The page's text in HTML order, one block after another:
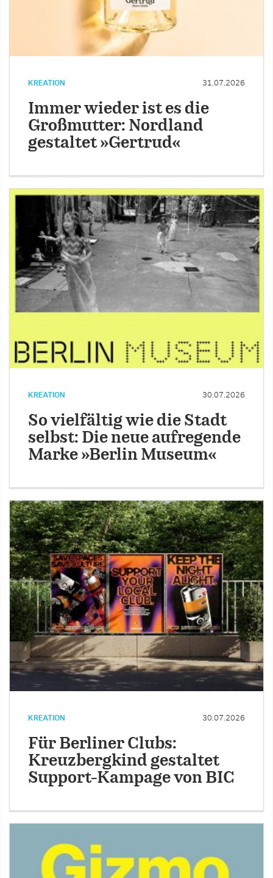
KREATION 31.07.2026
Immer wieder ist es die
Großmutter: Nordland
gestaltet »Gertrud«
KREATION 30.07.2026
So vielfältig wie die Stadt
selbst: Die neue aufregende
Marke »Berlin Museum«
KREATION 30.07.2026
Für Berliner Clubs:
Kreuzbergkind gestaltet
Support-Kampage von BIC